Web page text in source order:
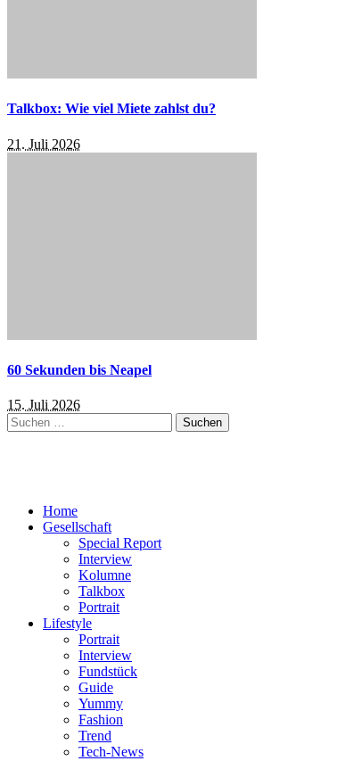
Talkbox: Wie viel Miete zahlst du?
21. Juli 2026
60 Sekunden bis Neapel
15. Juli 2026
Suchen
nach:
Home
Gesellschaft
Special Report
Interview
Kolumne
Talkbox
Portrait
Lifestyle
Portrait
Interview
Fundstück
Guide
Yummy
Fashion
Trend
Tech-News